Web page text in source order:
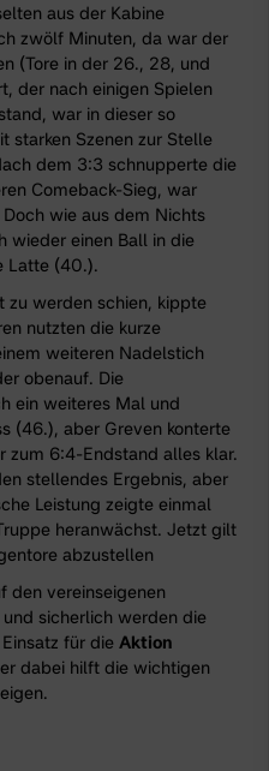
aus der Kabine
zwölf Minuten, da war der
(Tore in der 26., 28, und
der nach einigen Spielen
war in dieser so
starken Szenen zur Stelle
dem 3:3 schnupperte die
Comeback-Sieg, war
wie aus dem Nichts
wieder einen Ball in die
Latte (40.).
zu werden schien, kippte
nutzten die kurze
weiteren Nadelstich
obenauf. Die
ein weiteres Mal und
(46.), aber Greven konterte
zum 6:4-Endstand alles klar.
stellendes Ergebnis, aber
Leistung zeigte einmal
heranwächst. Jetzt gilt
abzustellen
den vereinseigenen
sicherlich werden die
für die Aktion
dabei hilft die wichtigen